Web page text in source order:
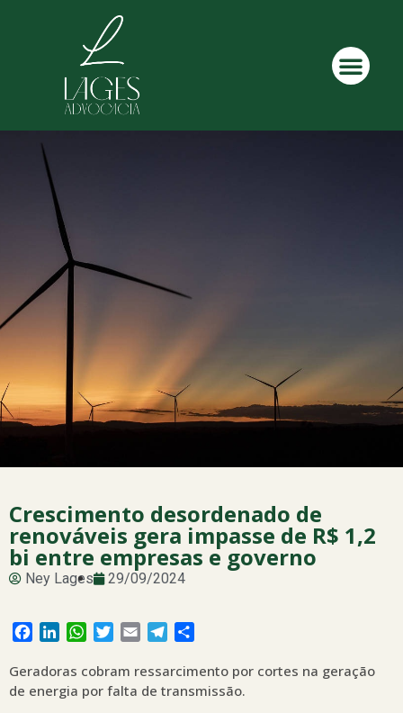
Crescimento desordenado de
renováveis gera impasse de R$ 1,2
bi entre empresas e governo
Ney Lages 29/09/2024
Facebook
LinkedInWhatsApp
Twitter
Email Telegram
Geradoras cobram ressarcimento por cortes na geração
de energia por falta de transmissão.